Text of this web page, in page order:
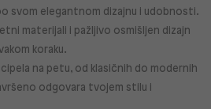
svom elegantnom dizajnu i udobnosti.
materijali i pažljivo osmišljen dizajn
koraku.
cipela na petu, od klasičnih do modernih
odgovara tvojem stilu i